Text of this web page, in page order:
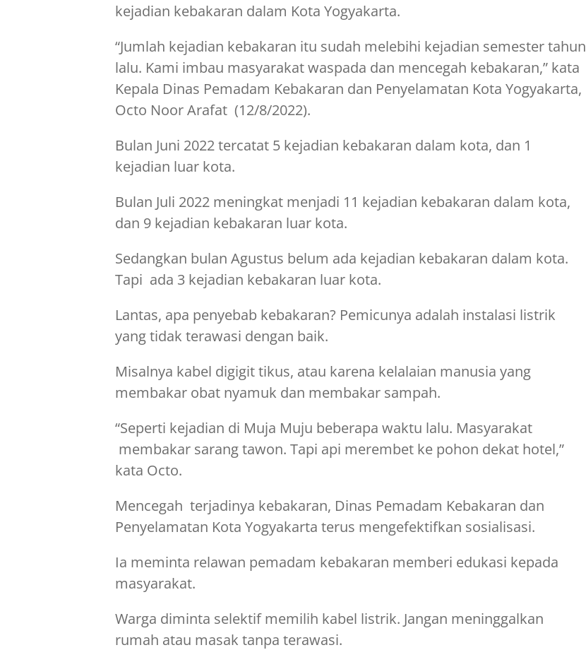
kejadian kebakaran dalam Kota Yogyakarta.
“Jumlah kejadian kebakaran itu sudah melebihi kejadian semester tahun
lalu. Kami imbau masyarakat waspada dan mencegah kebakaran,” kata
Kepala Dinas Pemadam Kebakaran dan Penyelamatan Kota Yogyakarta,
Octo Noor Arafat (12/8/2022).
Bulan Juni 2022 tercatat 5 kejadian kebakaran dalam kota, dan 1
kejadian luar kota.
Bulan Juli 2022 meningkat menjadi 11 kejadian kebakaran dalam kota,
dan 9 kejadian kebakaran luar kota.
Sedangkan bulan Agustus belum ada kejadian kebakaran dalam kota.
Tapi ada 3 kejadian kebakaran luar kota.
Lantas, apa penyebab kebakaran? Pemicunya adalah instalasi listrik
yang tidak terawasi dengan baik.
Misalnya kabel digigit tikus, atau karena kelalaian manusia yang
membakar obat nyamuk dan membakar sampah.
“Seperti kejadian di Muja Muju beberapa waktu lalu. Masyarakat
membakar sarang tawon. Tapi api merembet ke pohon dekat hotel,”
kata Octo.
Mencegah terjadinya kebakaran, Dinas Pemadam Kebakaran dan
Penyelamatan Kota Yogyakarta terus mengefektifkan sosialisasi.
Ia meminta relawan pemadam kebakaran memberi edukasi kepada
masyarakat.
Warga diminta selektif memilih kabel listrik. Jangan meninggalkan
rumah atau masak tanpa terawasi.